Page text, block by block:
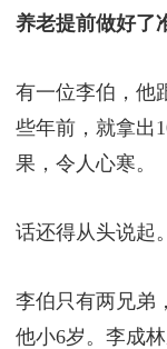
养老提前做好了
有一位李伯，他
些年前，就拿出
果，令人心寒。
话还得从头说起。
李伯只有两兄弟
他小6岁。李成